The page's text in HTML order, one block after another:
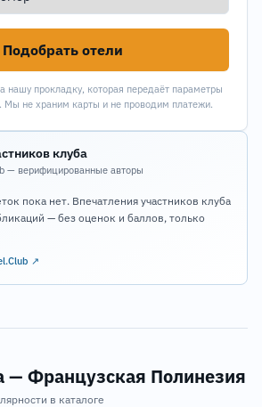
Подобрать отели
нашу прокладку, которая передаёт параметры
Мы не храним карты и не проводим платежи.
клуба
— верифицированные авторы
пока нет. Впечатления участников клуба
— без оценок и баллов, только
↗
— Французская Полинезия
в каталоге